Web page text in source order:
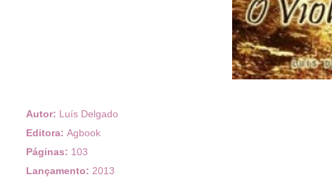
Autor: Luís Delgado
Editora: Agbook
Páginas: 103
Lançamento: 2013